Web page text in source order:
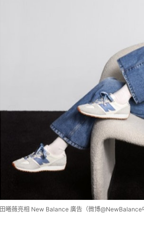
田曦薇亮相 New Balance 廣告（微博@NewBalance